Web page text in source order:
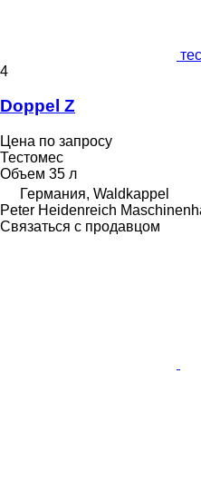
4
Doppel Z
Цена по запросу
Тестомес
Объем 35 л
Германия, Waldkappel
Peter Heidenreich
Связаться с продавцом